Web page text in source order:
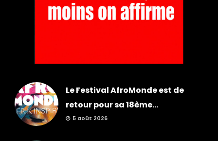
Le Festival AfroMonde est de
retour pour sa 18ème...
5 août 2026